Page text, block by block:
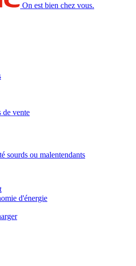
On est bien chez vous.
de vente
sourds ou malentendants
d'énergie